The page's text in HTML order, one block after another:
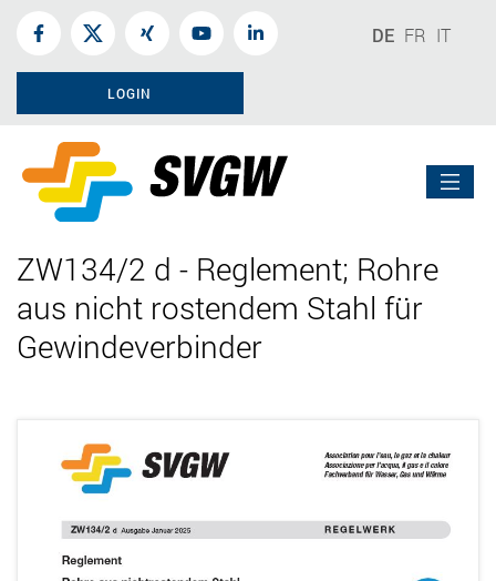
DE FR IT
LOGIN
ZW134/2 d - Reglement; Rohre
aus nicht rostendem Stahl für
Gewindeverbinder